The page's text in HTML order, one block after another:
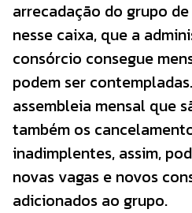
arrecadação do grupo
nesse caixa, que a
consórcio consegue
podem ser
assembleia mensal que
também os
inadimplentes, assim,
novas vagas e novos
adicionados ao grupo.